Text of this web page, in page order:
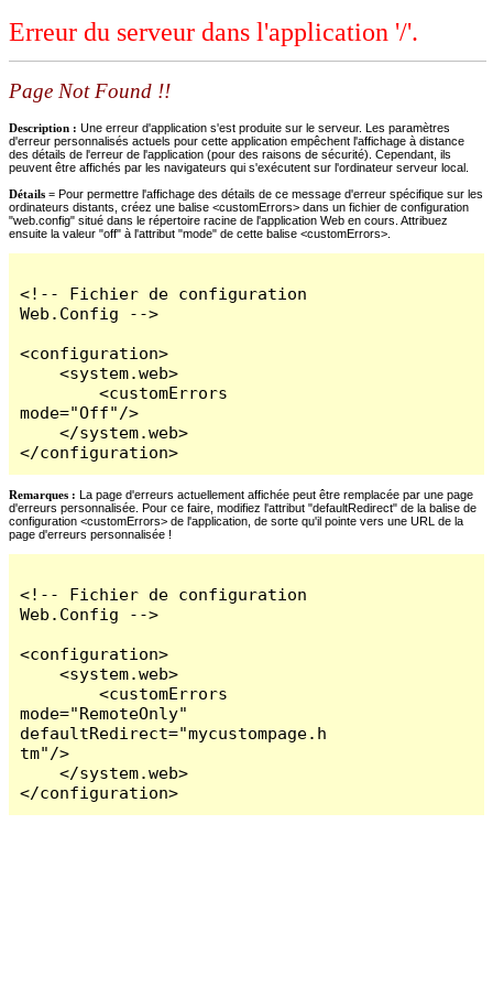
Erreur du serveur dans l'application '/'.
Page Not Found !!
Description : Une erreur d'application s'est produite sur le serveur. Les paramètres
d'erreur personnalisés actuels pour cette application empêchent l'affichage à distance
des détails de l'erreur de l'application (pour des raisons de sécurité). Cependant, ils
peuvent être affichés par les navigateurs qui s'exécutent sur l'ordinateur serveur local.
Détails = Pour permettre l'affichage des détails de ce message d'erreur spécifique sur les
ordinateurs distants, créez une balise <customErrors> dans un fichier de configuration
"web.config" situé dans le répertoire racine de l'application Web en cours. Attribuez
ensuite la valeur "off" à l'attribut "mode" de cette balise <customErrors>.
<!-- Fichier de configuration
Web.Config -->
<configuration>
    <system.web>
        <customErrors
mode="Off"/>
    </system.web>
</configuration>
Remarques : La page d'erreurs actuellement affichée peut être remplacée par une page
d'erreurs personnalisée. Pour ce faire, modifiez l'attribut "defaultRedirect" de la balise de
configuration <customErrors> de l'application, de sorte qu'il pointe vers une URL de la
page d'erreurs personnalisée !
<!-- Fichier de configuration
Web.Config -->
<configuration>
    <system.web>
        <customErrors
mode="RemoteOnly"
defaultRedirect="mycustompage.h
tm"/>
    </system.web>
</configuration>